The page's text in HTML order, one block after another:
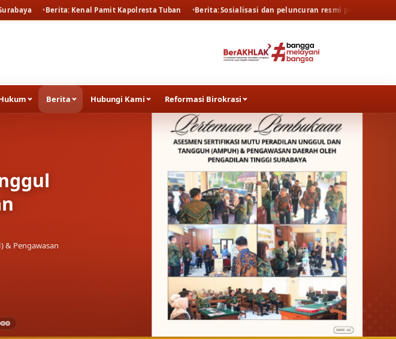
Kenal Pamit Kapolresta Tuban Berita Sosialisasi dan peluncuran resmi persidangan elektronik oleh
Berita Hubungi Kami Reformasi Birokrasi